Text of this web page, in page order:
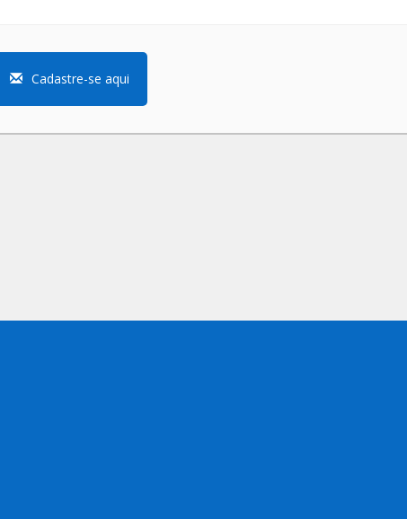
Cadastre-se aqui